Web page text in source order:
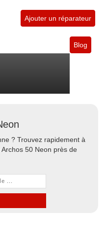
Ajouter un réparateur
Blog
? Trouvez rapidement à
50 Neon près de